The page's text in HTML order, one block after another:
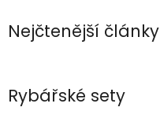
Nejčtenější články
Rybářské sety